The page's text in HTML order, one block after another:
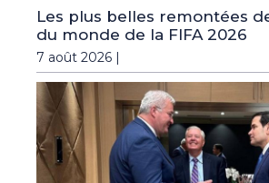
Les plus belles remontées
du monde de la FIFA 2026
7 août 2026 |